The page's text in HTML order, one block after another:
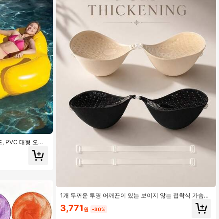
PVC 대형 오리
치 액세서리
1개 두꺼운 투명 어깨끈이 있는 보이지 않는 접착식 가슴
리프트 테이프, 드레스에 적합, 가슴골 강조, 리프팅 및 쉐
이핑, 작은 가슴에 이상적
3,771 원 -30%